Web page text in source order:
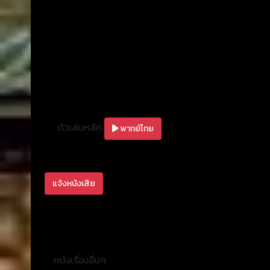
ตัวเล่นหลัก พากย์ไทย
แจ้งหนังเสีย
หนังเรื่องอื่นๆ